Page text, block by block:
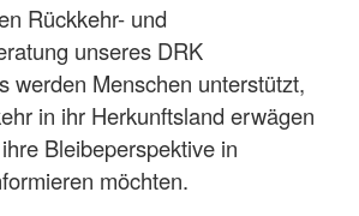
Rückkehr- und
unseres DRK
werden Menschen unterstützt,
in ihr Herkunftsland erwägen
Bleibeperspektive in
möchten.